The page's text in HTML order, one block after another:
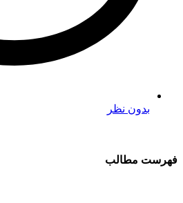
بدون نظر
فهرست مطالب